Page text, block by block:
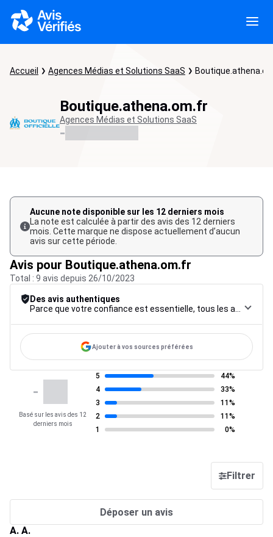
Accueil Agences Médias et Solutions SaaS
Boutique.athena.om.fr
Agences Médias et Solutions SaaS
-
Aucune note disponible sur les 12 derniers mois
La note est calculée à partir des avis des 12 derniers
mois. Cette marque ne dispose actuellement d’aucun
avis sur cette période.
Avis pour Boutique.athena.om.fr
Total : 9 avis depuis 26/10/2023
Des avis authentiques
Ajouter à vos sources préférées
-
Basé sur les avis des 12
derniers mois
5
44%
4
33%
3
11%
2
11%
1
0%
Filtrer
Déposer un avis
A. A.